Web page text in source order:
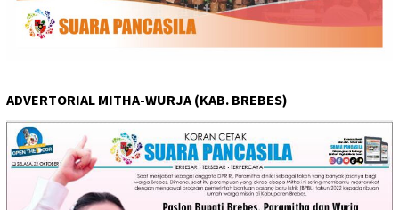
ADVERTORIAL MITHA-WURJA (KAB. BREBES)